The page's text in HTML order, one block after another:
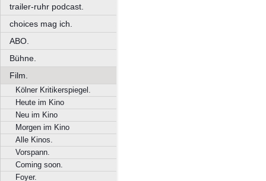
trailer-ruhr podcast.
choices mag ich.
ABO.
Bühne.
Film.
Kölner Kritikerspiegel.
Heute im Kino
Neu im Kino
Morgen im Kino
Alle Kinos.
Vorspann.
Coming soon.
Foyer.